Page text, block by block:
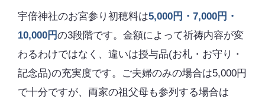
宇倍神社のお宮参り初穂料は5,000円・7,000円・
10,000円の3段階です。金額によって祈祷内容が変
わるわけではなく、違いは授与品(お札・お守り・
記念品)の充実度です。ご夫婦のみの場合は5,000円
で十分ですが、両家の祖父母も参列する場合は